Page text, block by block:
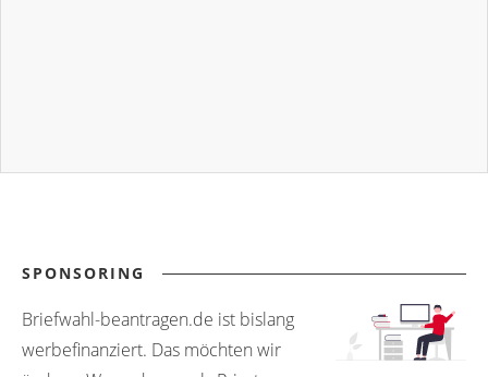
SPONSORING
Briefwahl-beantragen.de ist bislang
werbefinanziert. Das möchten wir